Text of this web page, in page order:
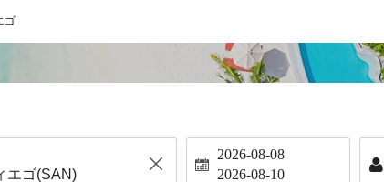
ゴ
2026-08-08
2026-08-10